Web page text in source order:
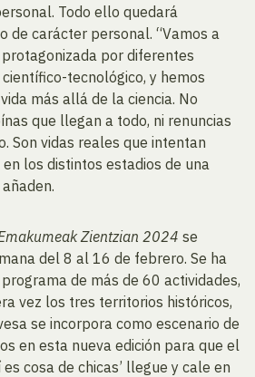
Todo ello quedará
de carácter personal. “Vamos a
por diferentes
tecnológico, y hemos
más allá de la ciencia. No
que llegan a todo, ni renuncias
Son vidas reales que intentan
los distintos estadios de una
Zientzian 2024 se
del 8 al 16 de febrero. Se ha
de más de 60 actividades,
vez los tres territorios históricos,
se incorpora como escenario de
en esta nueva edición para que el
es cosa de chicas’ llegue y cale en